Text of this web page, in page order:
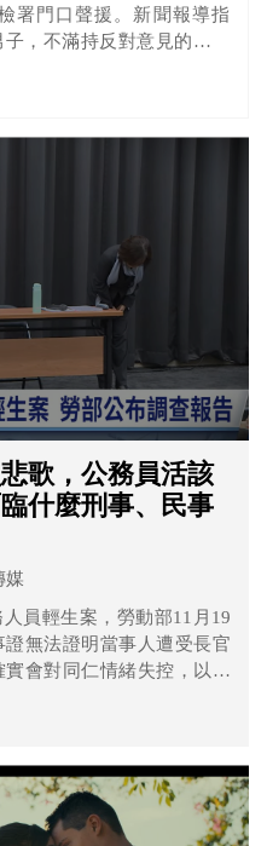
署門口聲援。新聞報導指
，不滿持反對意見的宋姓
告。檢方依憲法法庭判決
分。
歌，公務員活該
什麼刑事、民事
媒
員輕生案，勞動部11月19
無法證明當事人遭受長官
會對同仁情緒失控，以及
節重大，除了即日起調離